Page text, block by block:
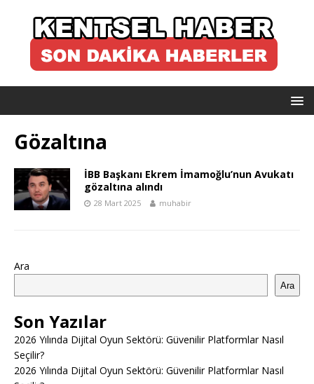
Gözaltına
İBB Başkanı Ekrem İmamoğlu’nun Avukatı
gözaltına alındı
28 Mart 2025 muhabir
Ara
Ara
Son Yazılar
2026 Yılında Dijital Oyun Sektörü: Güvenilir Platformlar Nasıl
Seçilir?
2026 Yılında Dijital Oyun Sektörü: Güvenilir Platformlar Nasıl